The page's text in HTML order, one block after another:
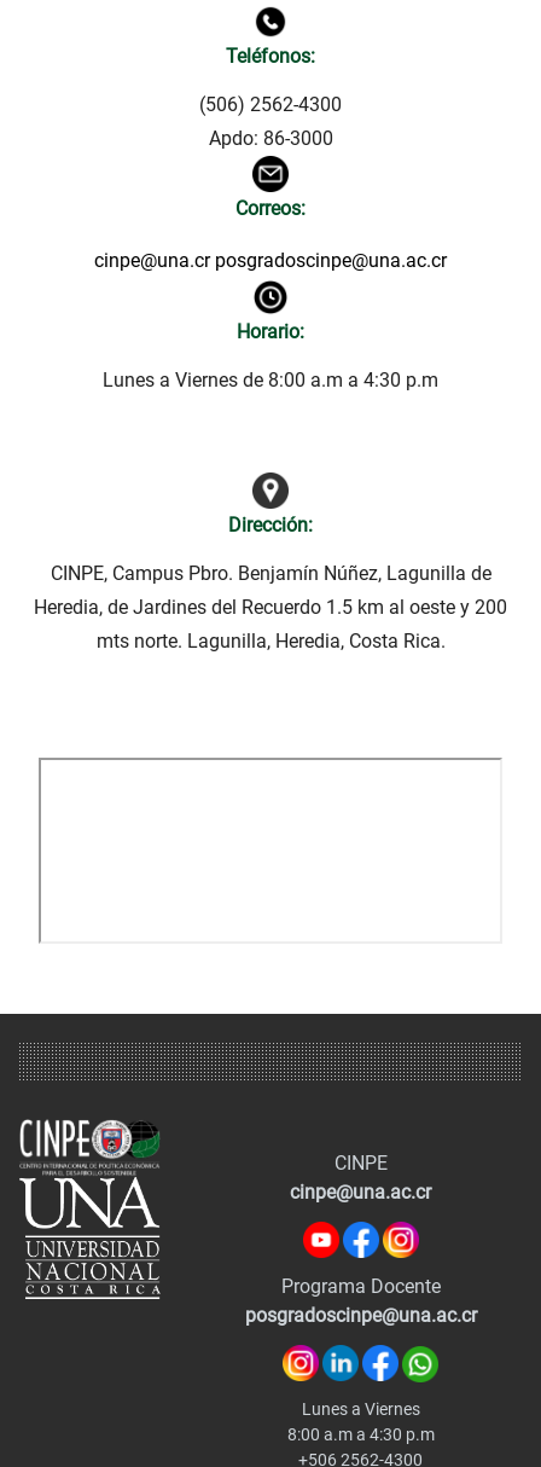
Teléfonos:
(506) 2562-4300
Apdo: 86-3000
Correos:
cinpe@una.cr posgradoscinpe@una.ac.cr
Horario:
Lunes a Viernes de 8:00 a.m a 4:30 p.m
Dirección:
CINPE, Campus Pbro. Benjamín Núñez, Lagunilla de
Heredia, de Jardines del Recuerdo 1.5 km al oeste y 200
mts norte. Lagunilla, Heredia, Costa Rica.
CINPE
cinpe@una.ac.cr
Programa Docente
posgradoscinpe@una.ac.cr
Lunes a Viernes
8:00 a.m a 4:30 p.m
+506 2562-4300